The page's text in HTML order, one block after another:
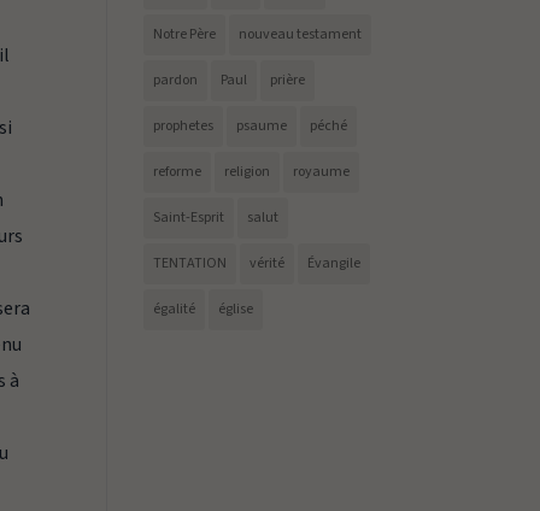
à
Notre Père nouveau testament
pardon Paul prière
prophetes psaume péché
reforme religion royaume
Saint-Esprit salut
TENTATION vérité Évangile
égalité église